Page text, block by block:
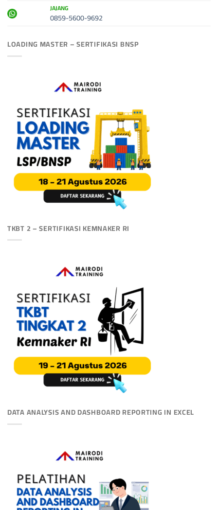
JAJANG
0859-5600-9692
LOADING MASTER – SERTIFIKASI BNSP
TKBT 2 – SERTIFIKASI KEMNAKER RI
DATA ANALYSIS AND DASHBOARD REPORTING IN EXCEL